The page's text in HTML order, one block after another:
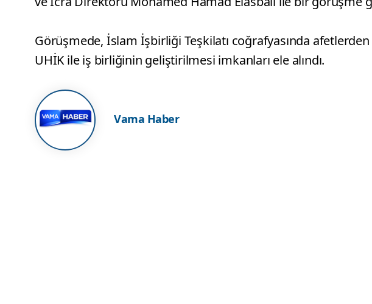
Görüşmede, İslam İşbirliği Teşkilatı coğrafyasında
UHİK ile iş birliğinin geliştirilmesi imkanları ele alındı.
Vama Haber